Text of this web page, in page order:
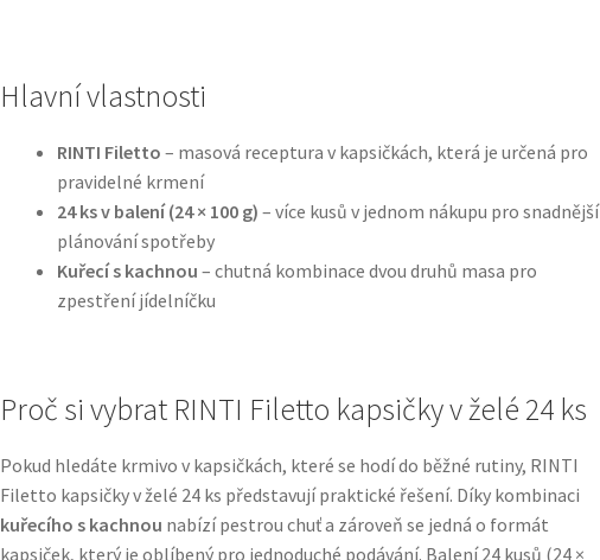
Hlavní vlastnosti
RINTI Filetto – masová receptura v kapsičkách, která je určená pro
pravidelné krmení
24 ks v balení (24 × 100 g) – více kusů v jednom nákupu pro snadnější
plánování spotřeby
Kuřecí s kachnou – chutná kombinace dvou druhů masa pro
zpestření jídelníčku
Proč si vybrat RINTI Filetto kapsičky v želé 24 ks
Pokud hledáte krmivo v kapsičkách, které se hodí do běžné rutiny, RINTI
Filetto kapsičky v želé 24 ks představují praktické řešení. Díky kombinaci
kuřecího s kachnou nabízí pestrou chuť a zároveň se jedná o formát
kapsiček, který je oblíbený pro jednoduché podávání. Balení 24 kusů (24 ×